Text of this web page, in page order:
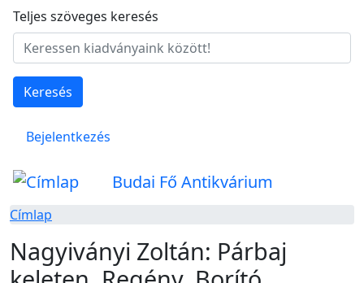
Ugrás a tartalomra
Teljes szöveges keresés
Keresés
Felhasználói fiók menüje
Bejelentkezés
Budai Fő Antikvárium
Címlap
Nagyiványi Zoltán: Párbaj